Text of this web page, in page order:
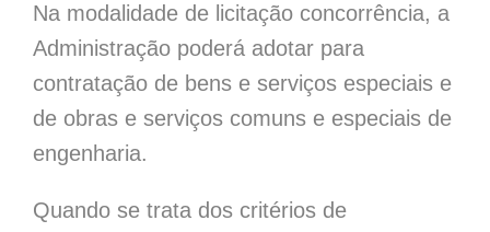
Na modalidade de licitação concorrência, a
Administração poderá adotar para
contratação de bens e serviços especiais e
de obras e serviços comuns e especiais de
engenharia.
Quando se trata dos critérios de